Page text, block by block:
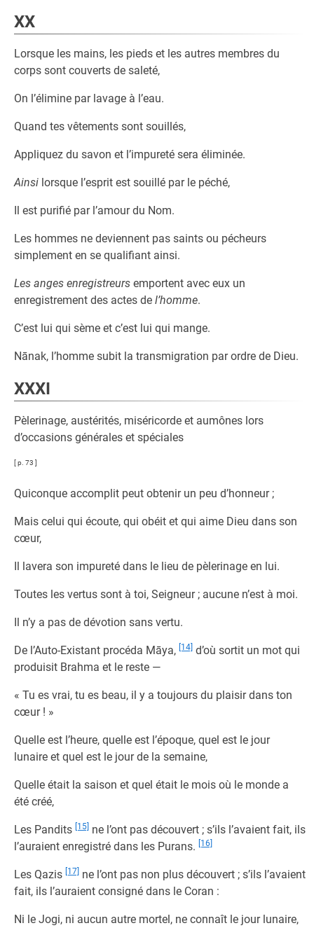
XX
Lorsque les mains, les pieds et les autres membres du
corps sont couverts de saleté,
On l’élimine par lavage à l’eau.
Quand tes vêtements sont souillés,
Appliquez du savon et l’impureté sera éliminée.
Ainsi lorsque l’esprit est souillé par le péché,
Il est purifié par l’amour du Nom.
Les hommes ne deviennent pas saints ou pécheurs
simplement en se qualifiant ainsi.
Les anges enregistreurs emportent avec eux un
enregistrement des actes de l’homme.
C’est lui qui sème et c’est lui qui mange.
Nānak, l’homme subit la transmigration par ordre de Dieu.
XXXI
Pèlerinage, austérités, miséricorde et aumônes lors
d’occasions générales et spéciales
[ p. 73 ]
Quiconque accomplit peut obtenir un peu d’honneur ;
Mais celui qui écoute, qui obéit et qui aime Dieu dans son
cœur,
Il lavera son impureté dans le lieu de pèlerinage en lui.
Toutes les vertus sont à toi, Seigneur ; aucune n’est à moi.
Il n’y a pas de dévotion sans vertu.
De l’Auto-Existant procéda Māya, [14] d’où sortit un mot qui
produisit Brahma et le reste —
« Tu es vrai, tu es beau, il y a toujours du plaisir dans ton
cœur ! »
Quelle est l’heure, quelle est l’époque, quel est le jour
lunaire et quel est le jour de la semaine,
Quelle était la saison et quel était le mois où le monde a
été créé,
Les Pandits [15] ne l’ont pas découvert ; s’ils l’avaient fait, ils
l’auraient enregistré dans les Purans.
[16]
Les Qazis [17] ne l’ont pas non plus découvert ; s’ils l’avaient
fait, ils l’auraient consigné dans le Coran :
Ni le Jogi, ni aucun autre mortel, ne connaît le jour lunaire,